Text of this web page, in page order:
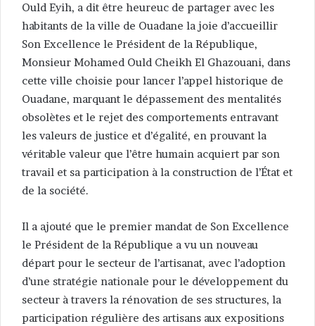
Ould Eyih, a dit être heureuc de partager avec les
habitants de la ville de Ouadane la joie d’accueillir
Son Excellence le Président de la République,
Monsieur Mohamed Ould Cheikh El Ghazouani, dans
cette ville choisie pour lancer l’appel historique de
Ouadane, marquant le dépassement des mentalités
obsolètes et le rejet des comportements entravant
les valeurs de justice et d’égalité, en prouvant la
véritable valeur que l’être humain acquiert par son
travail et sa participation à la construction de l’État et
de la société.
Il a ajouté que le premier mandat de Son Excellence
le Président de la République a vu un nouveau
départ pour le secteur de l’artisanat, avec l’adoption
d’une stratégie nationale pour le développement du
secteur à travers la rénovation de ses structures, la
participation régulière des artisans aux expositions